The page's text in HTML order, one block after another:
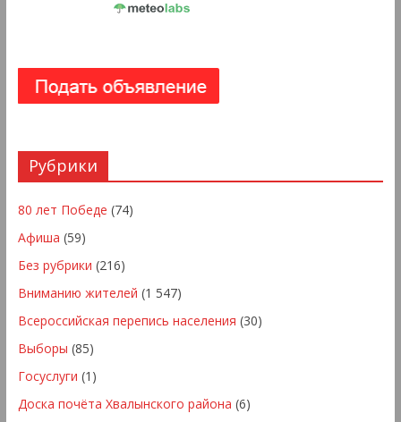
Рубрики
80 лет Победе (74)
Афиша (59)
Без рубрики (216)
Вниманию жителей (1 547)
Всероссийская перепись населения (30)
Выборы (85)
Госуслуги (1)
Доска почёта Хвалынского района (6)